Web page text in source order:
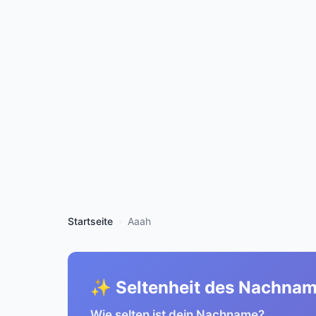
Startseite Aaah
✨ Seltenheit des